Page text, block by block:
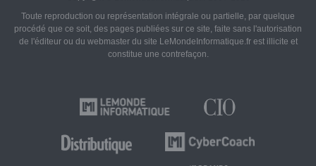
Toute reproduction ou représentation intégrale ou partielle, par quelque
procédé que ce soit, des pages publiées sur ce site, faite sans l'autorisation
de l'éditeur ou du webmaster du site LeMondeInformatique.fr est illicite et
constitue une contrefaçon.